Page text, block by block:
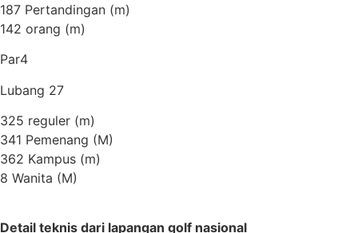
187 Pertandingan (m)
142 orang (m)
Par4
Lubang 27
325 reguler (m)
341 Pemenang (M)
362 Kampus (m)
8 Wanita (M)
Detail teknis dari lapangan golf nasional